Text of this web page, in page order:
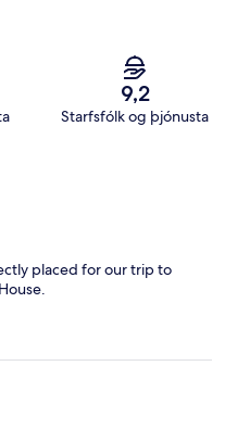
9,2
Starfsfólk og þjónusta
placed for our trip to